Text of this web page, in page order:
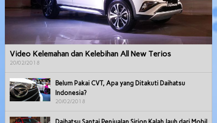
Video Kelemahan dan Kelebihan All New Terios
20/02/2018
Belum Pakai CVT, Apa yang Ditakuti Daihatsu
Indonesia?
20/02/2018